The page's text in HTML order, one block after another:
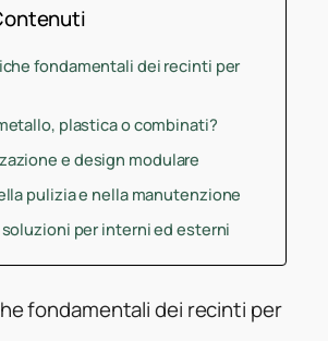
fondamentali dei recinti per
plastica o combinati?
e design modulare
pulizia e nella manutenzione
per interni ed esterni
fondamentali dei recinti per